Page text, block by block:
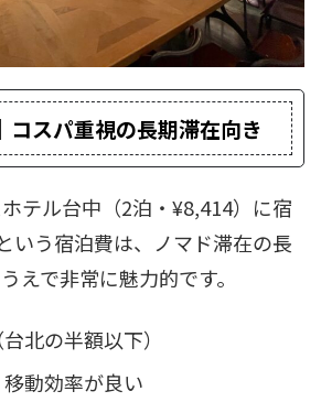
コスパ重視の長期滞在向き
テル台中（2泊・¥8,414）に宿
いう宿泊費は、ノマド滞在の長
えで非常に魅力的です。
北の半額以下）
動効率が良い